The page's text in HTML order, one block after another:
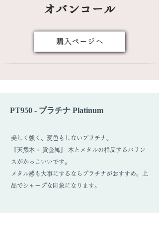
オバンコール
購入ぺージへ
PT950 - プラチナ Platinum
美しく強く、変色もしないプラチナ。
『天然木 × 貴金属』 木とメタルの相反するバラン
スがかっこいいです。
メタル感も大事にするならプラチナがおすすめ。上
品でシャープな印象になります。